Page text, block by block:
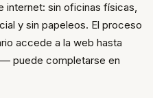
internet: sin oficinas físicas,
y sin papeleos. El proceso
accede a la web hasta
puede completarse en